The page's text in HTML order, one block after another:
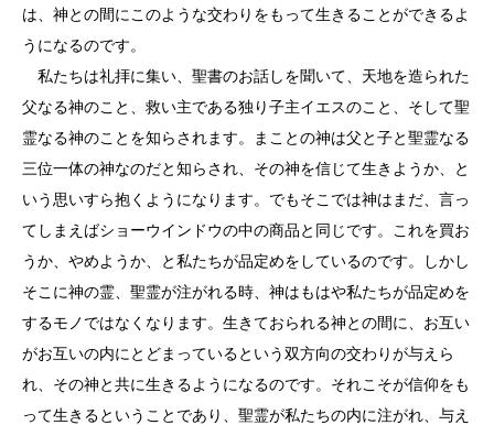
は、神との間にこのような交わりをもって生きることができるよ
うになるのです。
私たちは礼拝に集い、聖書のお話しを聞いて、天地を造られた
父なる神のこと、救い主である独り子主イエスのこと、そして聖
霊なる神のことを知らされます。まことの神は父と子と聖霊なる
三位一体の神なのだと知らされ、その神を信じて生きようか、と
いう思いすら抱くようになります。でもそこでは神はまだ、言っ
てしまえばショーウインドウの中の商品と同じです。これを買お
うか、やめようか、と私たちが品定めをしているのです。しかし
そこに神の霊、聖霊が注がれる時、神はもはや私たちが品定めを
するモノではなくなります。生きておられる神との間に、お互い
がお互いの内にとどまっているという双方向の交わりが与えら
れ、その神と共に生きるようになるのです。それこそが信仰をも
って生きるということであり、聖霊が私たちの内に注がれ、与え